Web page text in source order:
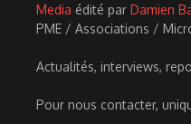
Media édité par Damien
PME / Associations /
Actualités, interviews,
Pour nous contacter,